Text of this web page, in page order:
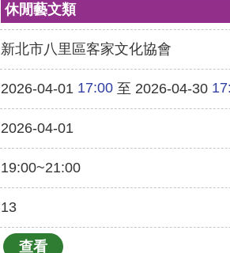
休閒藝文類
新北市八里區客家文化協會
2026-04-01 17:00至 2026-04-30
2026-04-01
19:00~21:00
13